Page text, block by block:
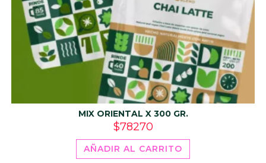
MIX ORIENTAL X 300 GR.
$78270
AÑADIR AL CARRITO